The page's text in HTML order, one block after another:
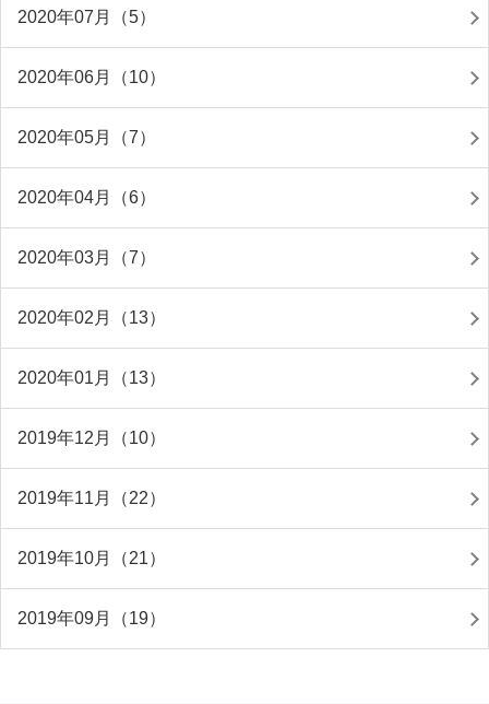
2020年07月（5）
2020年06月（10）
2020年05月（7）
2020年04月（6）
2020年03月（7）
2020年02月（13）
2020年01月（13）
2019年12月（10）
2019年11月（22）
2019年10月（21）
2019年09月（19）